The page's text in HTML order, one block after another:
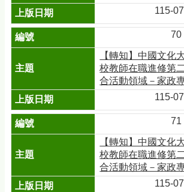
115-
70
【轉知】中國文化
校教師在職進修第
合活動領域－家政
115-
71
【轉知】中國文化
校教師在職進修第
合活動領域－家政
115-